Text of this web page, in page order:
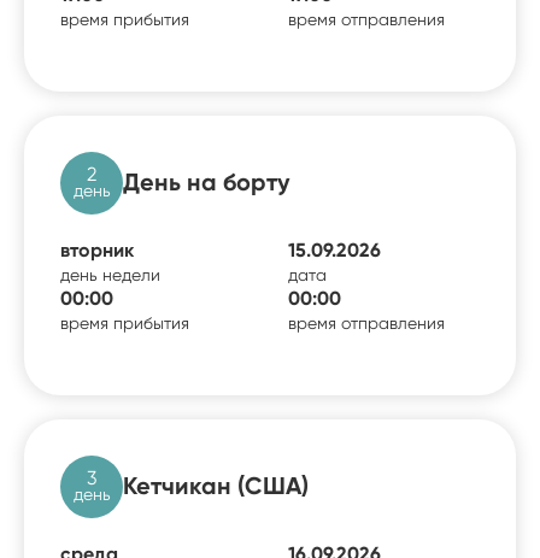
время прибытия время отправления
2
день День на борту
вторник
день недели
15.09.2026
дата
00:00
время прибытия
00:00
время отправления
3
день Кетчикан (США)
среда 16.09.2026